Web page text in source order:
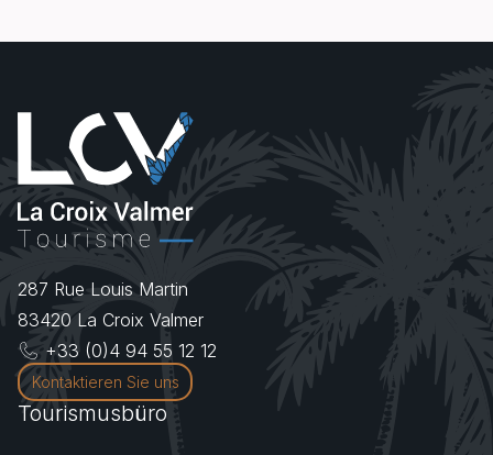
287 Rue Louis Martin
83420 La Croix Valmer
+33 (0)4 94 55 12 12
Kontaktieren Sie uns
Tourismusbüro